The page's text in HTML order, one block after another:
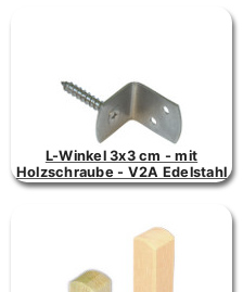
L-Winkel 3x3 cm - mit
Holzschraube - V2A Edelstahl